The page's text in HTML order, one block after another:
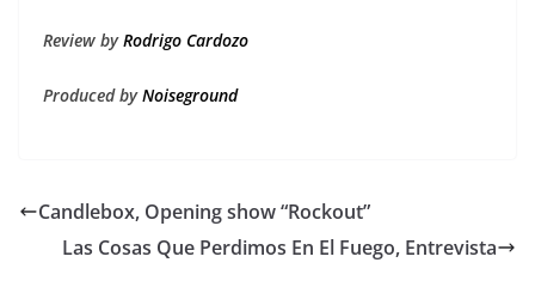
Review byRodrigo Cardozo
Produced byNoiseground
Candlebox, Opening show “Rockout”
Las Cosas Que Perdimos En El Fuego, Entrevista